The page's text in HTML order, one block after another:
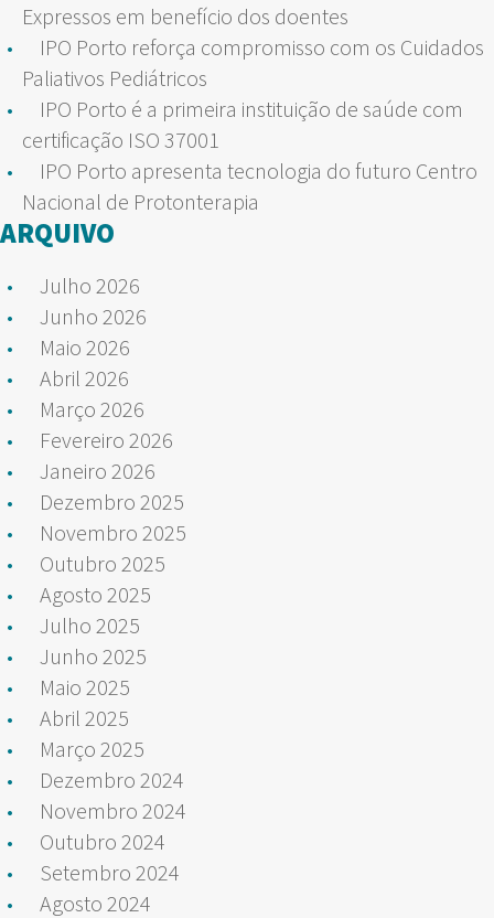
Expressos em benefício dos doentes
IPO Porto reforça compromisso com os Cuidados
Paliativos Pediátricos
IPO Porto é a primeira instituição de saúde com
certificação ISO 37001
IPO Porto apresenta tecnologia do futuro Centro
Nacional de Protonterapia
ARQUIVO
Julho 2026
Junho 2026
Maio 2026
Abril 2026
Março 2026
Fevereiro 2026
Janeiro 2026
Dezembro 2025
Novembro 2025
Outubro 2025
Agosto 2025
Julho 2025
Junho 2025
Maio 2025
Abril 2025
Março 2025
Dezembro 2024
Novembro 2024
Outubro 2024
Setembro 2024
Agosto 2024